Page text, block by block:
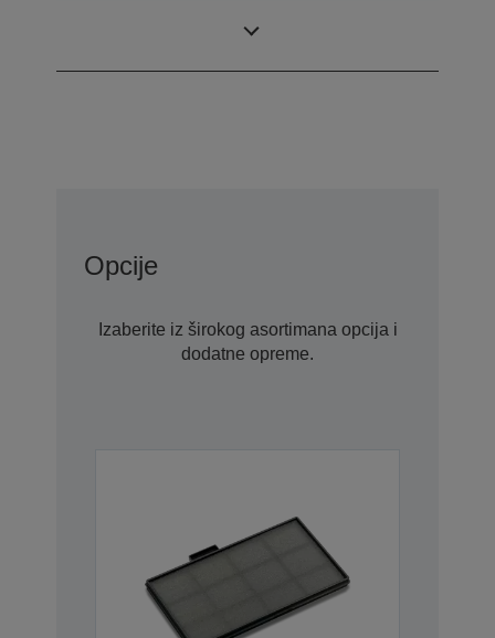
Opcije
Izaberite iz širokog asortimana opcija i
dodatne opreme.